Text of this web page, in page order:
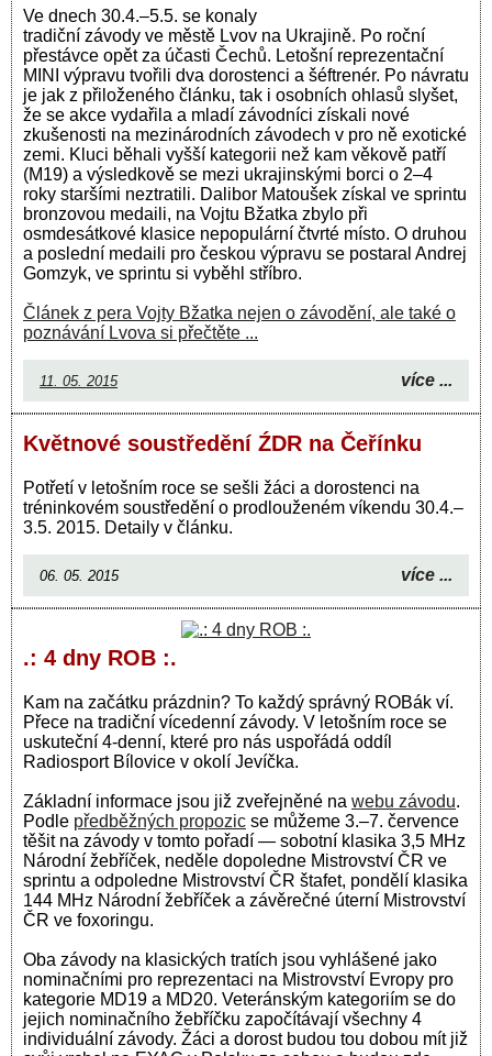
Ve dnech 30.4.–5.5. se konaly
tradiční závody ve městě Lvov na Ukrajině. Po roční
přestávce opět za účasti Čechů. Letošní reprezentační
MINI výpravu tvořili dva dorostenci a šéftrenér. Po návratu
je jak z přiloženého článku, tak i osobních ohlasů slyšet,
že se akce vydařila a mladí závodníci získali nové
zkušenosti na mezinárodních závodech v pro ně exotické
zemi. Kluci běhali vyšší kategorii než kam věkově patří
(M19) a výsledkově se mezi ukrajinskými borci o 2–4
roky staršími neztratili. Dalibor Matoušek získal ve sprintu
bronzovou medaili, na Vojtu Bžatka zbylo při
osmdesátkové klasice nepopulární čtvrté místo. O druhou
a poslední medaili pro českou výpravu se postaral Andrej
Gomzyk, ve sprintu si vyběhl stříbro.
Článek z pera Vojty Bžatka nejen o závodění, ale také o
poznávání Lvova si přečtěte ...
11. 05. 2015 více ...
Květnové soustředění ŹDR na Čeřínku
Potřetí v letošním roce se sešli žáci a dorostenci na
tréninkovém soustředění o prodlouženém víkendu 30.4.–
3.5. 2015. Detaily v článku.
06. 05. 2015 více ...
.: 4 dny ROB :.
Kam na začátku prázdnin? To každý správný ROBák ví.
Přece na tradiční vícedenní závody. V letošním roce se
uskuteční 4-denní, které pro nás uspořádá oddíl
Radiosport Bílovice v okolí Jevíčka.
Základní informace jsou již zveřejněné na webu závodu.
Podle předběžných propozic se můžeme 3.–7. července
těšit na závody v tomto pořadí — sobotní klasika 3,5 MHz
Národní žebříček, neděle dopoledne Mistrovství ČR ve
sprintu a odpoledne Mistrovství ČR štafet, pondělí klasika
144 MHz Národní žebříček a závěrečné úterní Mistrovství
ČR ve foxoringu.
Oba závody na klasických tratích jsou vyhlášené jako
nominačními pro reprezentaci na Mistrovství Evropy pro
kategorie MD19 a MD20. Veteránským kategoriím se do
jejich nominačního žebříčku započítávají všechny 4
individuální závody. Žáci a dorost budou tou dobou mít již